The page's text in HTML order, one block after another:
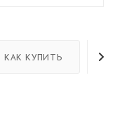
КАК КУПИТЬ